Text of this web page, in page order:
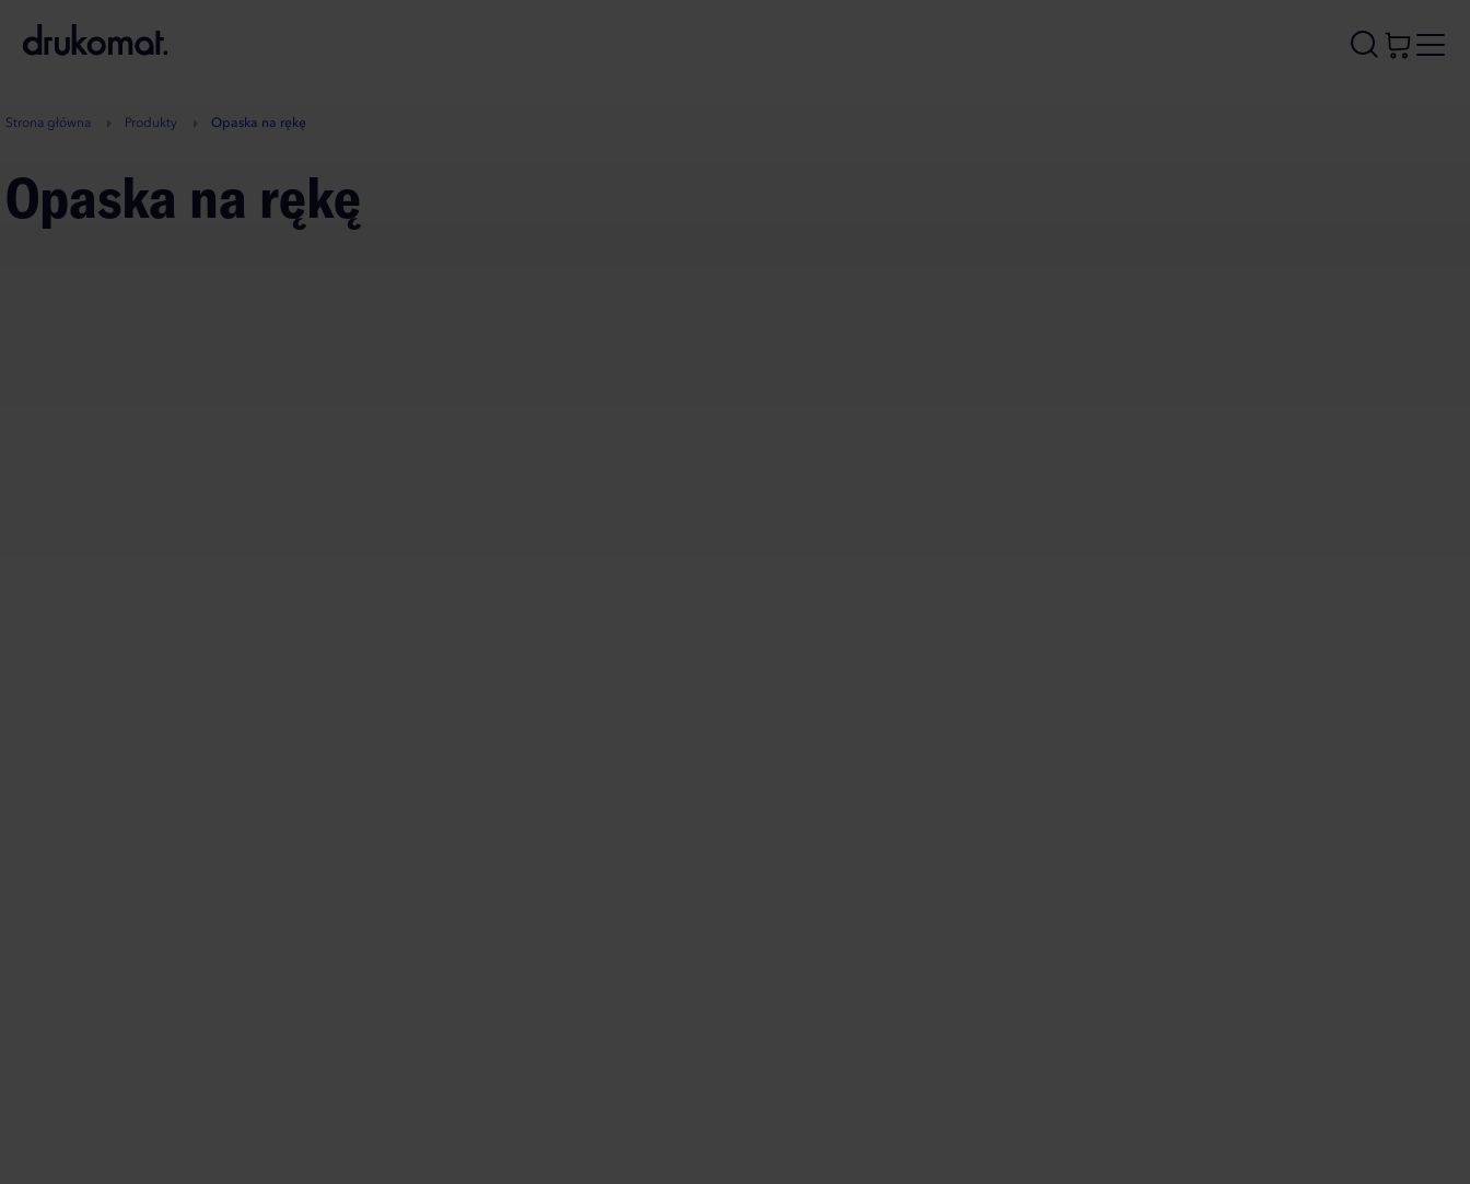
A
Strona główna Produkty Opaska na rękę
Opaska na rękę